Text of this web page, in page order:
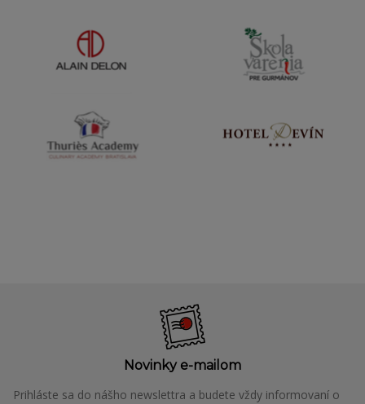
Novinky e-mailom
Prihláste sa do nášho newslettra a budete vždy informovaní o